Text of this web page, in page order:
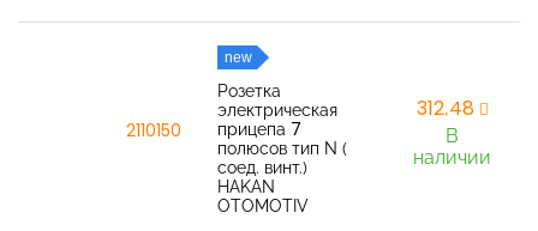
2110150
new
Розетка
электрическая
прицепа 7
полюсов тип N (
соед. винт.)
HAKAN
OTOMOTIV
312,48
В
наличии